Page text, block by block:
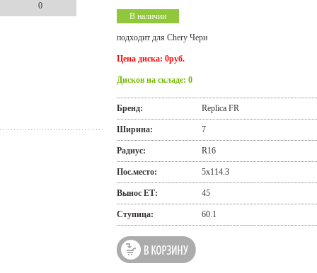
0
В наличии
подходит для Chery Чери
Цена диска: 0руб.
Дисков на складе: 0
Бренд: Replica FR
Ширина: 7
Радиус: R16
Пос.место: 5x114.3
Вынос ЕТ: 45
Ступица: 60.1